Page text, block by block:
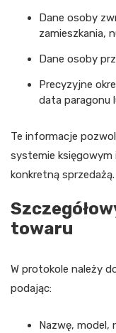
Dane osoby
zamieszkania,
Dane osoby
Precyzyjne
data paragonu
Te informacje
systemie
konkretną sprzedażą.
towaru
W protokole należy
podając:
Nazwę,